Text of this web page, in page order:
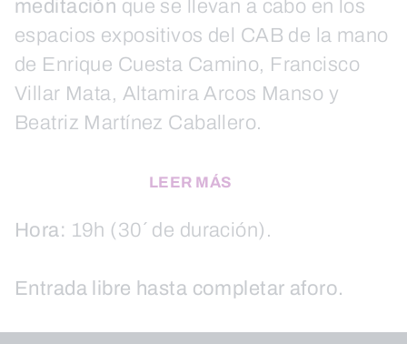
meditación que se llevan a cabo en los
espacios expositivos del CAB de la mano
de Enrique Cuesta Camino, Francisco
Villar Mata, Altamira Arcos Manso y
Beatriz Martínez Caballero.
LEER MÁS
Hora: 19h (30´ de duración).
Entrada libre hasta completar aforo.